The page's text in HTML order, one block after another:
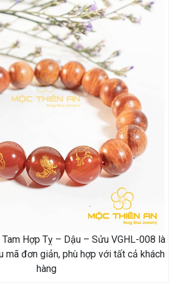
Hợp Tỵ – Dậu – Sửu VGHL-008 là
mã đơn giản, phù hợp với tất cả khách
hàng